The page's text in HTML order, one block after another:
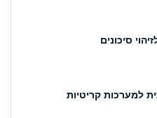
סיכונים
למערכות קריטיות